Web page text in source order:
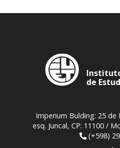
de
Imperium Bulding: 25 de
esq. Juncal, CP: 11100 /
(+598)